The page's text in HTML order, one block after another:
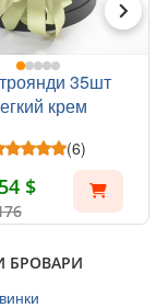
троянди 35шт
крем
(6)
$
БРОВАРИ